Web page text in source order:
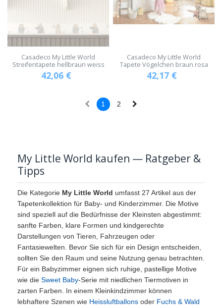
Casadeco My Little World
Streifentapete hellbraun weiss
42,06 €
Casadeco My Little World
Tapete Vögelchen braun rosa
42,17 €
1 2
My Little World kaufen — Ratgeber &
Tipps
Die Kategorie My Little World umfasst 27 Artikel aus der
Tapetenkollektion für Baby- und Kinderzimmer. Die Motive
sind speziell auf die Bedürfnisse der Kleinsten abgestimmt:
sanfte Farben, klare Formen und kindgerechte
Darstellungen von Tieren, Fahrzeugen oder
Fantasiewelten. Bevor Sie sich für ein Design entscheiden,
sollten Sie den Raum und seine Nutzung genau betrachten.
Für ein Babyzimmer eignen sich ruhige, pastellige Motive
wie die Sweet Baby-Serie mit niedlichen Tiermotiven in
zarten Farben. In einem Kleinkindzimmer können
lebhaftere Szenen wie Heissluftballons oder Fuchs & Wald